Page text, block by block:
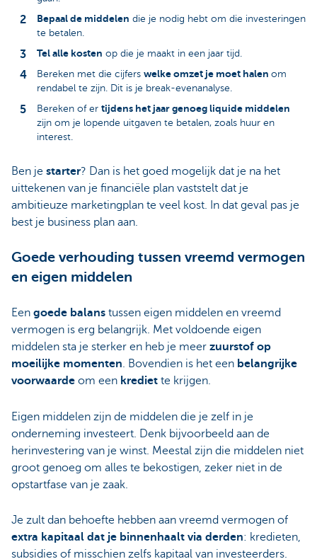
Bepaal de middelen die je nodig hebt om die investeringen
te betalen.
Tel alle kosten op die je maakt in een jaar tijd.
Bereken met die cijfers welke omzet je moet halen om
rendabel te zijn. Dit is je break-evenanalyse.
Bereken of er tijdens het jaar genoeg liquide middelen
zijn om je lopende uitgaven te betalen, zoals huur en
interest.
Ben je starter? Dan is het goed mogelijk dat je na het
uittekenen van je financiële plan vaststelt dat je
ambitieuze marketingplan te veel kost. In dat geval pas je
best je business plan aan.
Goede verhouding tussen vreemd vermogen
en eigen middelen
Een goede balans tussen eigen middelen en vreemd
vermogen is erg belangrijk. Met voldoende eigen
middelen sta je sterker en heb je meer zuurstof op
moeilijke momenten. Bovendien is het een belangrijke
voorwaarde om een krediet te krijgen.
Eigen middelen zijn de middelen die je zelf in je
onderneming investeert. Denk bijvoorbeeld aan de
herinvestering van je winst. Meestal zijn die middelen niet
groot genoeg om alles te bekostigen, zeker niet in de
opstartfase van je zaak.
Je zult dan behoefte hebben aan vreemd vermogen of
extra kapitaal dat je binnenhaalt via derden: kredieten,
subsidies of misschien zelfs kapitaal van investeerders.